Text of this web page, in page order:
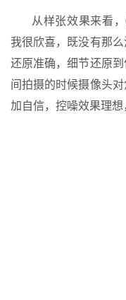
从样张效果来看
我很欣喜，既没有那
还原准确，细节还原
间拍摄的时候摄像头
加自信，控噪效果理想